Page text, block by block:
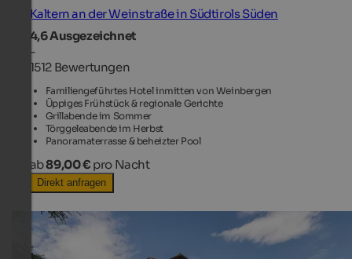
Kaltern an der Weinstraße in Südtirols Süden
4,6Ausgezeichnet
-
1512 Bewertungen
Familiengeführtes Hotel inmitten von Weinbergen
Üppiges Frühstück & regionale Gerichte
Grillabende im Sommer
Törggeleabende im Herbst
Panoramaterrasse & beheizter Pool
ab89,00 € pro Nacht
Direkt anfragen